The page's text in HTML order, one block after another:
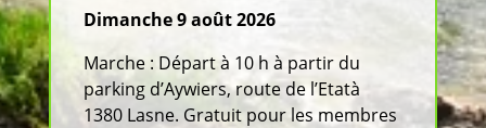
Dimanche 9 août 2026
Marche : Départ à 10 h à partir du
parking d’Aywiers, route de l’Etatà
1380 Lasne. Gratuit pour les membres